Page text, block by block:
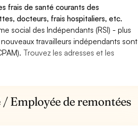
frais de santé courants des
docteurs, frais hospitaliers, etc.
social des Indépendants (RSI) - plus
travailleurs indépendants sont
Trouvez les adresses et les
Employée de remontées